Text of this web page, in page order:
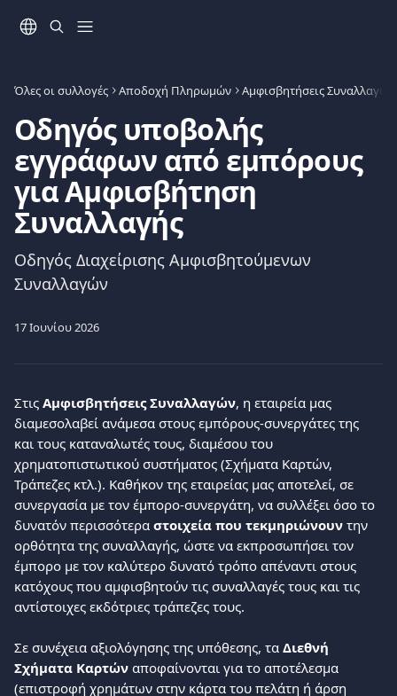
Όλες οι συλλογές Αποδοχή Πληρωμών Αμφισβητήσεις Συναλλαγών
Οδηγός υποβολής
εγγράφων από εμπόρους
για Αμφισβήτηση
Συναλλαγής
Οδηγός Διαχείρισης Αμφισβητούμενων
Συναλλαγών
17 Ιουνίου 2026
Στις Αμφισβητήσεις Συναλλαγών, η εταιρεία μας
διαμεσολαβεί ανάμεσα στους εμπόρους-συνεργάτες της
και τους καταναλωτές τους, διαμέσου του
χρηματοπιστωτικού συστήματος (Σχήματα Καρτών,
Τράπεζες κτλ.). Καθήκον της εταιρείας μας αποτελεί, σε
συνεργασία με τον έμπορο-συνεργάτη, να συλλέξει όσο το
δυνατόν περισσότερα στοιχεία που τεκμηριώνουν την
ορθότητα της συναλλαγής, ώστε να εκπροσωπήσει τον
έμπορο με τον καλύτερο δυνατό τρόπο απέναντι στους
κατόχους που αμφισβητούν τις συναλλαγές τους και τις
αντίστοιχες εκδότριες τράπεζες τους.
Σε συνέχεια αξιολόγησης της υπόθεσης, τα Διεθνή
Σχήματα Καρτών αποφαίνονται για το αποτέλεσμα
(επιστροφή χρημάτων στην κάρτα του πελάτη ή άρση